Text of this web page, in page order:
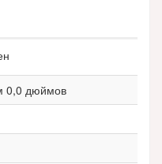
0,0 дюймов